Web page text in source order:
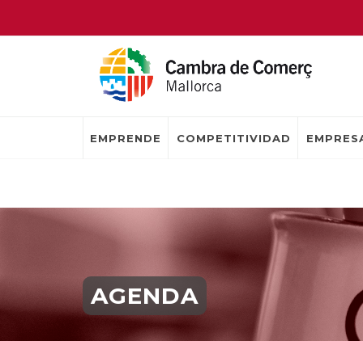
EMPRENDE COMPETITIVIDAD
AGENDA